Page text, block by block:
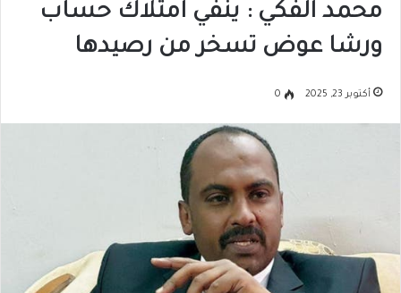
محمد الفكي : ينفي امتلاك حساب
ورشا عوض تسخر من رصيدها
أكتوبر 23, 2025 0